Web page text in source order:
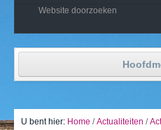
Politiek leven
U bent hier: Home /Actualiteiten /